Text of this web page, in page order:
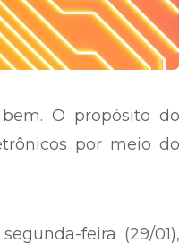
O propósito do
por meio do
feira (29/01),